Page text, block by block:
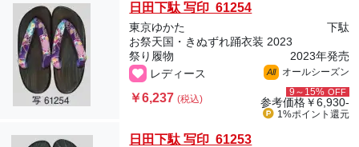
日田下駄 写印 61254
東京ゆかた
下駄
お祭天国・きぬずれ踊衣装 2023
祭り履物
2023年発売
レディース
All オールシーズン
￥6,237(税込)
9～15% OFF
参考価格￥6,930-
1%ポイント 還元
日田下駄 写印 61253